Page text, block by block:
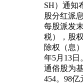
SH）通知
股分红派
每股派发
税），股
除权（息
年5月13日
通俗股为
454。98